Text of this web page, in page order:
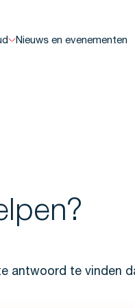
Nieuws en evenementen
antwoord te vinden